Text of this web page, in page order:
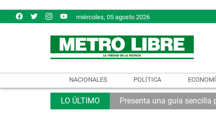
miércoles, 05 agosto 2026
NACIONALES POLÍTICA
Presenta una guía sencilla